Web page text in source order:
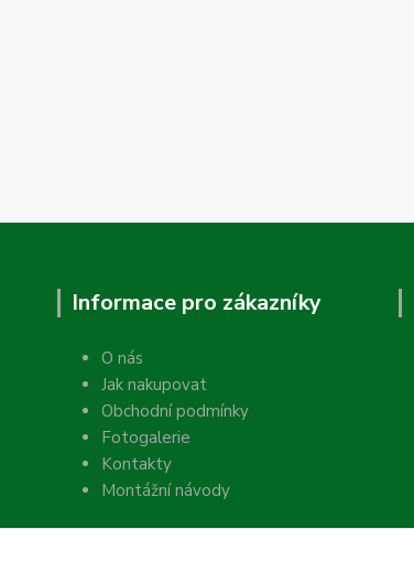
Informace pro zákazníky
O nás
Jak nakupovat
Obchodní podmínky
Fotogalerie
Kontakty
Montážní návody